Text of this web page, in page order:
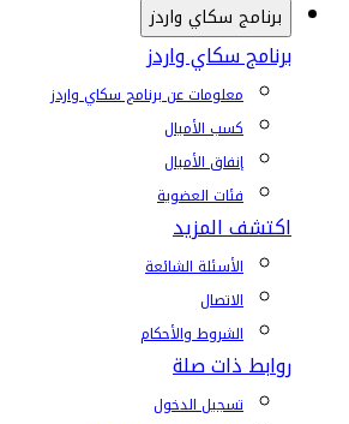
برنامج سكاي واردز
برنامج سكاي واردز
معلومات عن برنامج سكاي واردز
كسب الأميال
إنفاق الأميال
فئات العضوية
اكتشف المزيد
الأسئلة الشائعة
الاتصال
الشروط والأحكام
روابط ذات صلة
تسجيل الدخول